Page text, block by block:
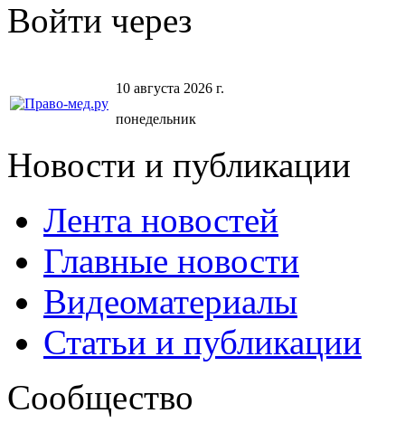
Войти через
10 августа 2026 г.
понедельник
Новости и публикации
Лента новостей
Главные новости
Видеоматериалы
Статьи и публикации
Сообщество